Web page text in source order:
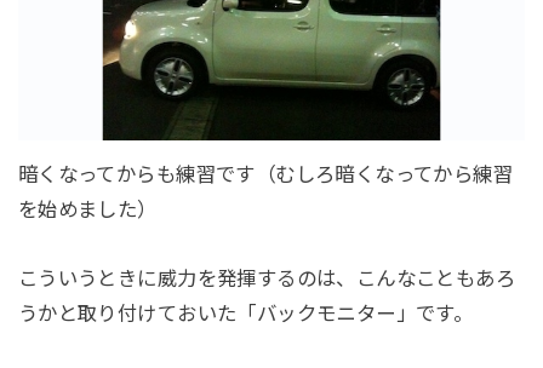
暗くなってからも練習です（むしろ暗くなってから練習
を始めました）
こういうときに威力を発揮するのは、こんなこともあろ
うかと取り付けておいた「バックモニター」です。